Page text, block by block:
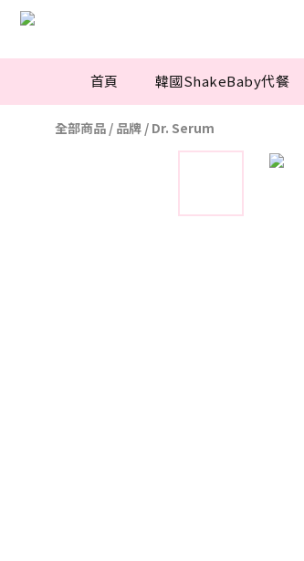
首頁 韓國ShakeBaby代餐
全部商品 / 品牌 / Dr. Serum